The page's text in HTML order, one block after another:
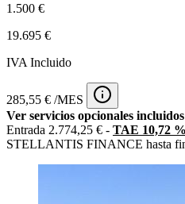
1.500 €
19.695 €
IVA Incluido
285,55 € /MES
Ver servicios opcionales
Entrada 2.774,25 € - TAE 10,72 %
STELLANTIS FINANCE hasta